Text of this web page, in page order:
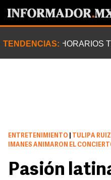
TENDENCIAS: HORARIOS
ENTRETENIMIENTO
TULIPA
IMANES ANIMARON EL
Pasión